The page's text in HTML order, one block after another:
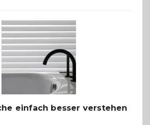
einfach besser verstehen